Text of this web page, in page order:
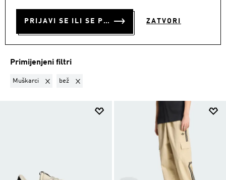
PRIJAVI SE ILI SE PRIDRUŽI SADA ZATVORI
POPULARNO
(3)
Filtriraj
Primijenjeni filtri
Muškarci Ukloni filter Trenutno filtrirano prema SPOL: Muškarci
bež Ukloni filter Trenutno filtrirano prema BOJA: bež